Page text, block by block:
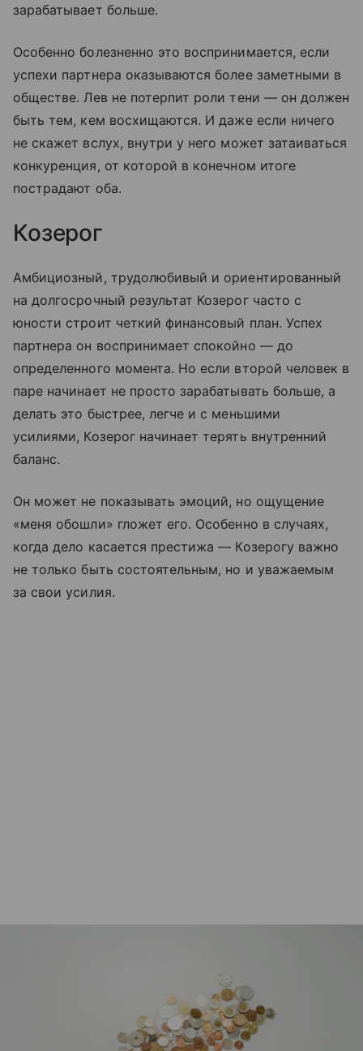
зарабатывает больше.
Особенно болезненно это воспринимается, если
успехи партнера оказываются более заметными в
обществе. Лев не потерпит роли тени — он должен
быть тем, кем восхищаются. И даже если ничего
не скажет вслух, внутри у него может затаиваться
конкуренция, от которой в конечном итоге
пострадают оба.
Козерог
Амбициозный, трудолюбивый и ориентированный
на долгосрочный результат Козерог часто с
юности строит четкий финансовый план. Успех
партнера он воспринимает спокойно — до
определенного момента. Но если второй человек в
паре начинает не просто зарабатывать больше, а
делать это быстрее, легче и с меньшими
усилиями, Козерог начинает терять внутренний
баланс.
Он может не показывать эмоций, но ощущение
«меня обошли» гложет его. Особенно в случаях,
когда дело касается престижа — Козерогу важно
не только быть состоятельным, но и уважаемым
за свои усилия.